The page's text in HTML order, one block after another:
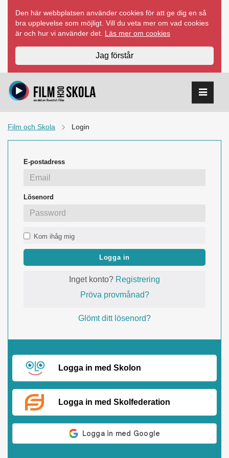
innehåll
Den här webbplatsen använder cookies för att ge dig en så
bra upplevelse som möjligt. Vill du veta mer om vad cookies
är och hur vi använder det. Läs mer om cookies
Jag förstår
Film och Skola Login
E-postadress
Lösenord
Kom ihåg mig
Logga in
Inget konto? Registrering
Pröva provmånad?
Glömt ditt lösenord?
Logga in med Skolon
Logga in med Skolfederation